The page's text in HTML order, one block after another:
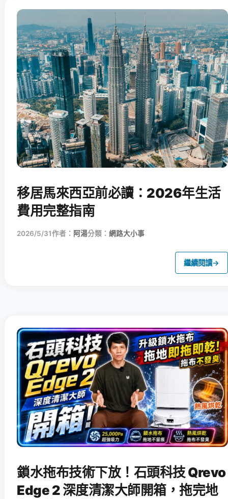
移居馬來西亞前必讀：2026年生活
費用完整指南
2026/5/31作者： 阿湯分類： 網路大小事
繼續閱讀→
鎖水拖布技術下放！石頭科技 Qrevo
Edge 2 深度清潔大師開箱，拖完地